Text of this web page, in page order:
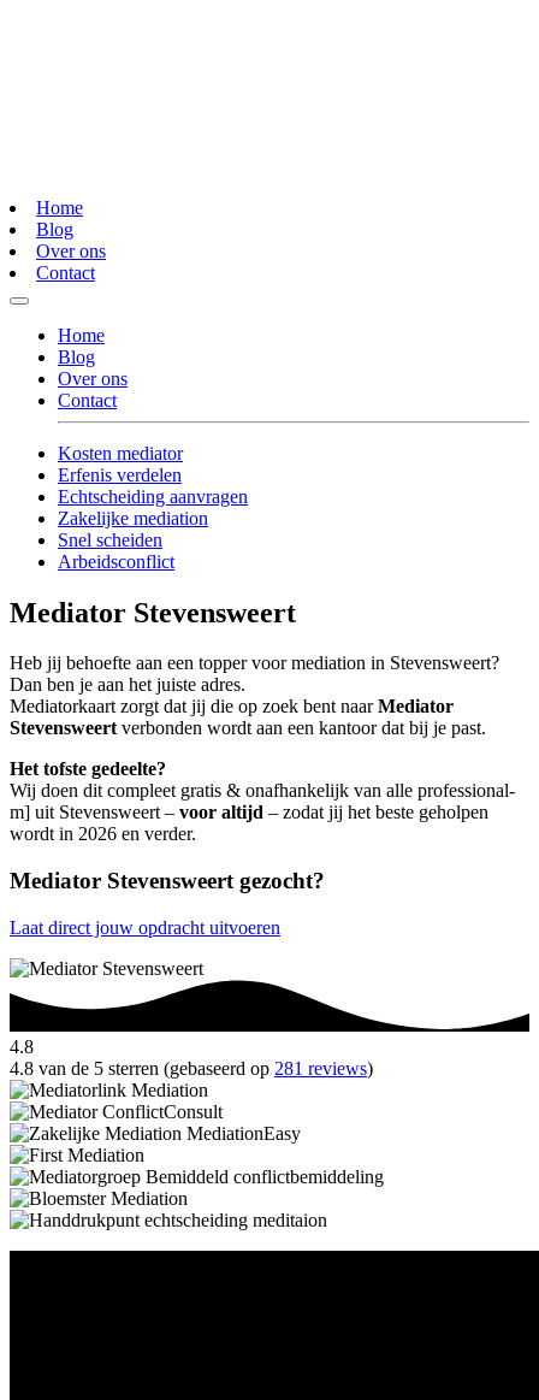
Home
Blog
Over ons
Contact
Home
Blog
Over ons
Contact
Kosten mediator
Erfenis verdelen
Echtscheiding aanvragen
Zakelijke mediation
Snel scheiden
Arbeidsconflict
Mediator Stevensweert
Heb jij behoefte aan een topper voor mediation in Stevensweert?
Dan ben je aan het juiste adres.
Mediatorkaart zorgt dat jij die op zoek bent naarMediator
Stevensweertverbonden wordt aan een kantoor dat bij je past.
Het tofste gedeelte?
Wij doen dit compleet gratis & onafhankelijk van alle professional-
m] uit Stevensweert – voor altijd – zodat jij het beste geholpen
wordt in 2026 en verder.
Mediator Stevensweert gezocht?
Laat direct jouw opdracht uitvoeren
4.8
4.8 van de 5 sterren (gebaseerd op 281 reviews)